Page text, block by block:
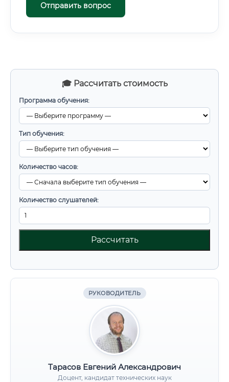
🎓 Рассчитать стоимость
Программа обучения:
Тип обучения:
Количество часов:
Количество слушателей:
Рассчитать
РУКОВОДИТЕЛЬ
Тарасов Евгений Александрович
Доцент, кандидат технических наук
Отправить вопрос